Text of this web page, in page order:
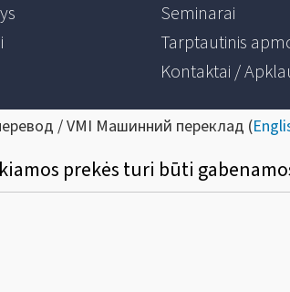
Seminarai
Tarptautinis
Kontaktai /
/ VMI Машинний переклад (
prekės turi būti